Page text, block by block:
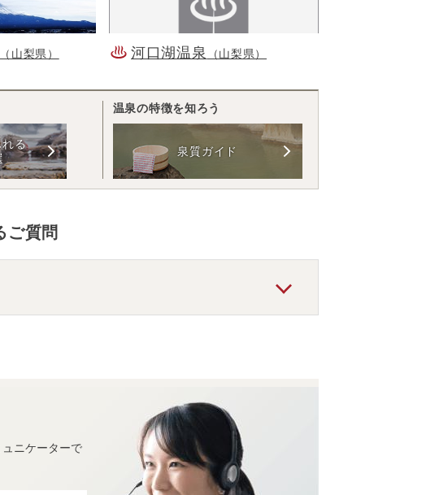
（山梨県） 河口湖温泉 （山梨県）
れる
温泉の特徴を知ろう
泉質ガイド
ご質問
ニケーターで